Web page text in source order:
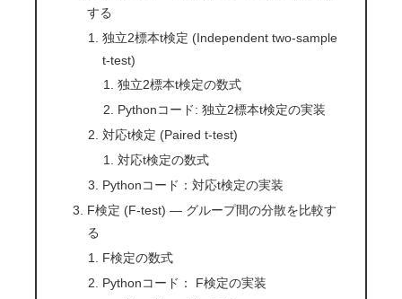
する
独立2標本t検定 (Independent two-sample
t-test)
独立2標本t検定の数式
Pythonコード: 独立2標本t検定の実装
対応t検定 (Paired t-test)
対応t検定の数式
Pythonコード：対応t検定の実装
F検定 (F-test) — グループ間の分散を比較す
る
F検定の数式
Pythonコード： F検定の実装